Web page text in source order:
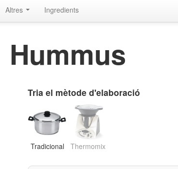
Altres Ingredients
Hummus
Tria el mètode d'elaboració
Tradicional Thermomix